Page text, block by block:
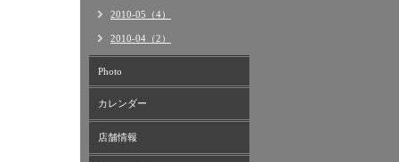
2010-05（4）
2010-04（2）
Photo
カレンダー
店舗情報